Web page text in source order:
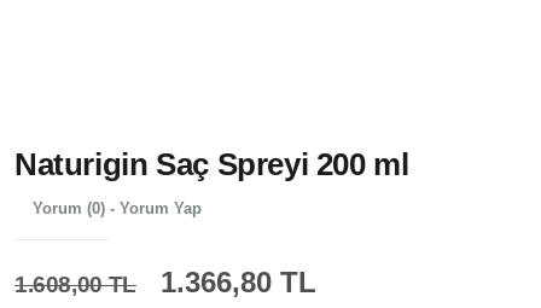
Naturigin Saç Spreyi 200 ml
Yorum (0) - Yorum Yap
1.608,00 TL 1.366,80 TL